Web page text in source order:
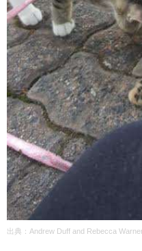
出典：Andrew Duff and Rebecca Warner